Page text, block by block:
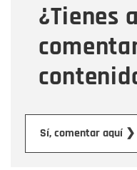
¿Tienes
Sí, comentar aquí ❯
Mensaje